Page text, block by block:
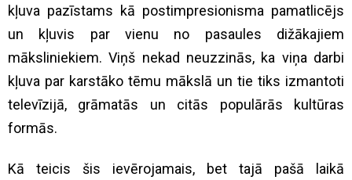
kļuva pazīstams kā postimpresionisma pamatlicējs
un kļuvis par vienu no pasaules dižākajiem
māksliniekiem. Viņš nekad neuzzinās, ka viņa darbi
kļuva par karstāko tēmu mākslā un tie tiks izmantoti
televīzijā, grāmatās un citās populārās kultūras
formās.
Kā teicis šis ievērojamais, bet tajā pašā laikā